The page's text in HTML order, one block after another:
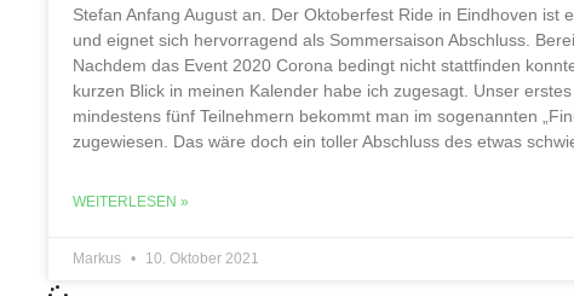
Stefan Anfang August an. Der Oktoberfest Ride in Eindhoven ist
und eignet sich hervorragend als Sommersaison Abschluss.
Nachdem das Event 2020 Corona bedingt nicht stattfinden
kurzen Blick in meinen Kalender habe ich zugesagt. Unser
mindestens fünf Teilnehmern bekommt man im sogenannten
zugewiesen. Das wäre doch ein toller Abschluss des etwas
WEITERLESEN »
Markus 10. Oktober 2021